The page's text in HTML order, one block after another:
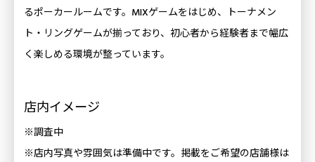
るポーカールームです。MIXゲームをはじめ、トーナメン
ト・リングゲームが揃っており、初心者から経験者まで幅広
く楽しめる環境が整っています。
店内イメージ
※調査中
※店内写真や雰囲気は準備中です。掲載をご希望の店舗様は